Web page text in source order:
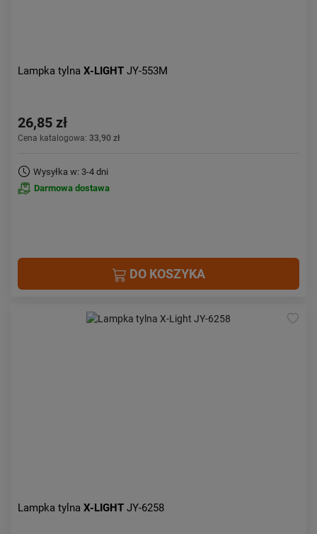
Lampka tylna X-LIGHT JY-553M
26,85 zł
Cena katalogowa: 33,90 zł
Wysyłka w: 3-4 dni
Darmowa dostawa
DO KOSZYKA
Lampka tylna X-LIGHT JY-6258